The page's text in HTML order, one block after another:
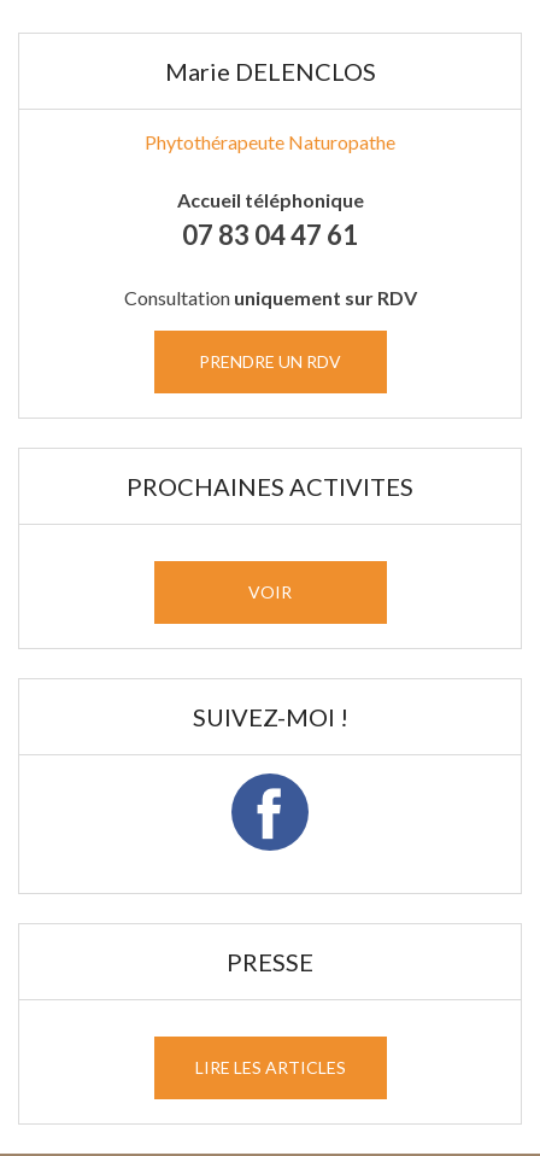
Marie DELENCLOS
Phytothérapeute Naturopathe
Accueil téléphonique
07 83 04 47 61
Consultation uniquement sur RDV
PRENDRE UN RDV
PROCHAINES ACTIVITES
VOIR
SUIVEZ-MOI !
PRESSE
LIRE LES ARTICLES